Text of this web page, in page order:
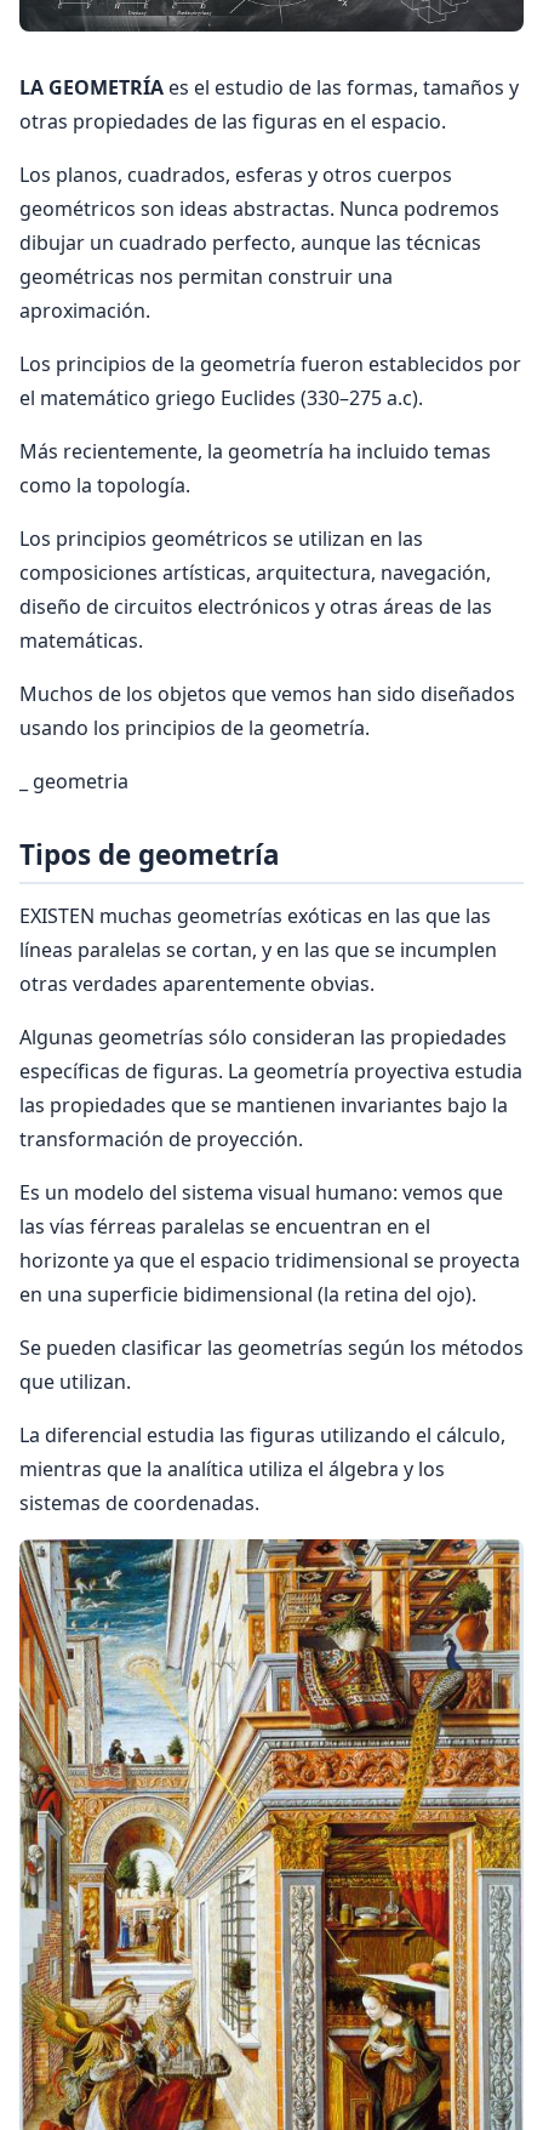
LA GEOMETRÍA es el estudio de las formas, tamaños y
otras propiedades de las figuras en el espacio.
Los planos, cuadrados, esferas y otros cuerpos
geométricos son ideas abstractas. Nunca podremos
dibujar un cuadrado perfecto, aunque las técnicas
geométricas nos permitan construir una
aproximación.
Los principios de la geometría fueron establecidos por
el matemático griego Euclides (330–275 a.c).
Más recientemente, la geometría ha incluido temas
como la topología.
Los principios geométricos se utilizan en las
composiciones artísticas, arquitectura, navegación,
diseño de circuitos electrónicos y otras áreas de las
matemáticas.
Muchos de los objetos que vemos han sido diseñados
usando los principios de la geometría.
_ geometria
Tipos de geometría
EXISTEN muchas geometrías exóticas en las que las
líneas paralelas se cortan, y en las que se incumplen
otras verdades aparentemente obvias.
Algunas geometrías sólo consideran las propiedades
específicas de figuras. La geometría proyectiva estudia
las propiedades que se mantienen invariantes bajo la
transformación de proyección.
Es un modelo del sistema visual humano: vemos que
las vías férreas paralelas se encuentran en el
horizonte ya que el espacio tridimensional se proyecta
en una superficie bidimensional (la retina del ojo).
Se pueden clasificar las geometrías según los métodos
que utilizan.
La diferencial estudia las figuras utilizando el cálculo,
mientras que la analítica utiliza el álgebra y los
sistemas de coordenadas.